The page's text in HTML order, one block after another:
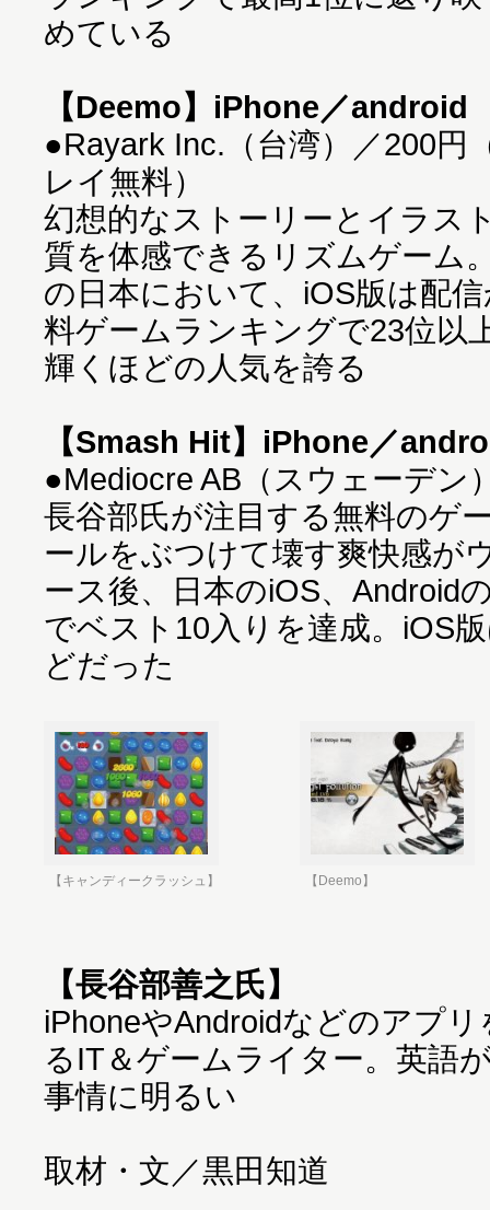
めている
【Deemo】iPhone／android
●Rayark Inc.（台湾）／200
レイ無料）
幻想的なストーリーとイラス
質を体感できるリズムゲーム
の日本において、iOS版は配
料ゲームランキングで23位以
輝くほどの人気を誇る
【Smash Hit】iPhone／
●Mediocre AB（スウェーデン
長谷部氏が注目する無料のゲ
ールをぶつけて壊す爽快感が
ース後、日本のiOS、Android
でベスト10入りを達成。iOS
どだった
【キャンディークラッシュ】 【Deemo】
【長谷部善之氏】
iPhoneやAndroidなどのアプ
るIT＆ゲームライター。英語
事情に明るい
取材・文／黒田知道